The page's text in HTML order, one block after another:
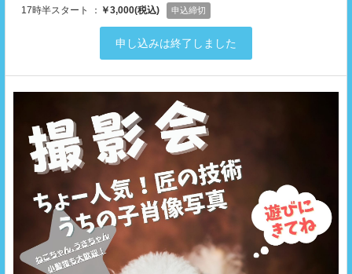
17時半スタート ： ￥3,000(税込) 申込締切
申し込みは終了しました